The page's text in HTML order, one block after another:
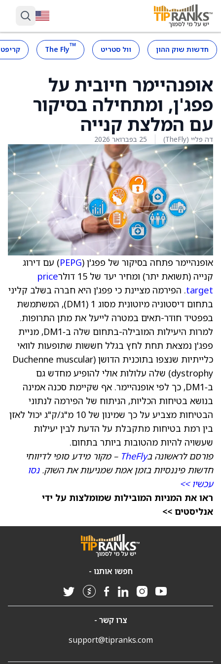
חדשות שוק ההון וול סטריט ™
The Fly
אופנהיימר חיובית על
פפג'ן, ומתחילה בסיקור
עם המלצת קנייה
דה פליי (TheFly) 25 בפברואר 2026
אופנהיימר פתחה בסיקור של פפג'ן (PEPG) עם דירוג
קנייה (תשואת יתר) ומחיר יעד של 15 דולר
price
target. הפירמה מציינת כי פפג'ן היא חברה בשלב קליני
בתחום דיסטוניה מיוטונית מסוג 1 (DM1), המשתמשת
בפפטיד חודר-תאים במטרה לייעל את מתן התרופות.
למרות היעילות המובילה-בתחום שלה ב‑DM1, מניית
פפג'ן נמצאת תחת לחץ בגלל חששות שתופעות לוואי
כלייתיות שנצפו בתוכנית הדושן (Duchenne muscular
dystrophy) שלה עלולות אולי להופיע מחדש גם
ב‑DM1, כך לפי אופנהיימר. אף שקיימת סכנה אמינה
בנושא בטיחות הכליות, הניתוח של הפירמה לנתוני
הבטיחות מצביע על כך שמינון של 10 מ"ג/ק"ג יכול לאזן
בין רמת בטיחות מתקבלת על הדעת לבין יעילות
שעשויה להיות מהטובות ביותר בתחום.
פורסם לראשונה בTheFly – מקור מידע סופי לדיווחי
חדשות פיננסיות בזמן אמת שמניעות את השוק.נסו
עכשיו >>
ראו את המניות המובילות שמומלצות על ידי
אנליסטים >>
חפשו אותנו -
צרו קשר -
support@tipranks.com